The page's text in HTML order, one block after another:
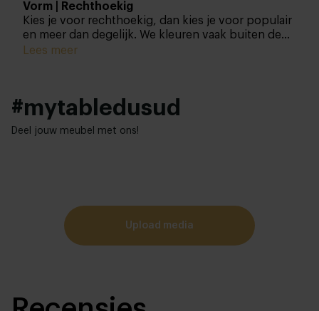
Vorm | Rechthoekig
Kies je voor rechthoekig, dan kies je voor populair
en meer dan degelijk. We kleuren vaak buiten de
lijntjes als het gaat om designs en andere twists,
tafelblad. Uiteraard kies je uit verschillende maten
en details om deze prachtige eettafel te matchen
met je eigen smaak en interieur.
Lees meer
#mytabledusud
Deel jouw meubel met ons!